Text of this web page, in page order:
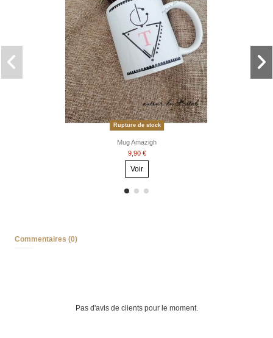
Rupture de stock
Mug Amazigh
9,90 €
Voir
Commentaires (0)
Pas d'avis de clients pour le moment.